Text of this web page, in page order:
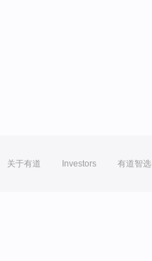
关于有道 Investors 有道智选